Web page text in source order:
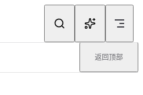
返回顶部